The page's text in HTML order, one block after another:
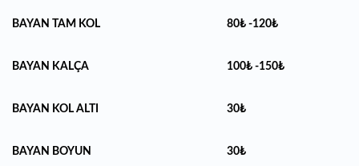
BAYAN TAM KOL 80₺ -120₺
BAYAN KALÇA 100₺ -150₺
BAYAN KOL ALTI 30₺
BAYAN BOYUN 30₺